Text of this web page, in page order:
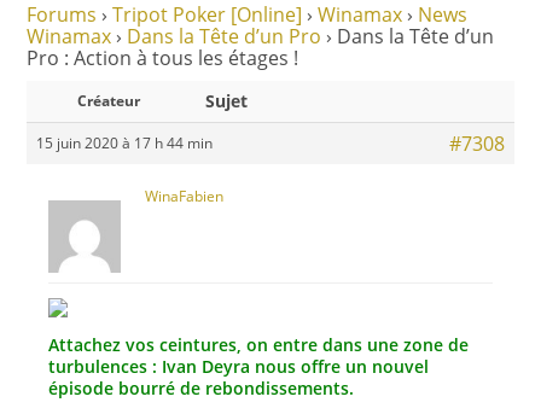
Forums › Tripot Poker [Online] › Winamax › News
Winamax › Dans la Tête d’un Pro › Dans la Tête d’un
Pro : Action à tous les étages !
Créateur Sujet
15 juin 2020 à 17 h 44 min #7308
WinaFabien
Attachez vos ceintures, on entre dans une zone de
turbulences : Ivan Deyra nous offre un nouvel
épisode bourré de rebondissements.